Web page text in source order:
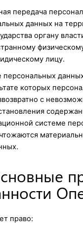
передача
данных на
органу
лицу.
персональных
которых
с
системе
право: